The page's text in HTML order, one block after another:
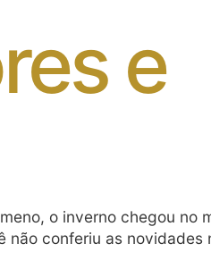
e
o inverno chegou no
não conferiu as